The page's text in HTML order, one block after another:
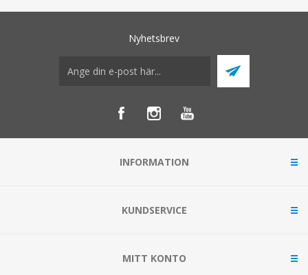
Nyhetsbrev
INFORMATION
KUNDSERVICE
MITT KONTO